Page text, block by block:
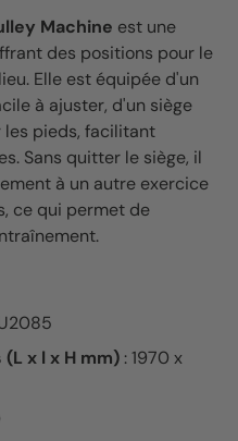
Machine est une
des positions pour le
Elle est équipée d'un
à ajuster, d'un siège
les pieds, facilitant
Sans quitter le siège, il
à un autre exercice
ce qui permet de
x l x H mm) : 1970 x